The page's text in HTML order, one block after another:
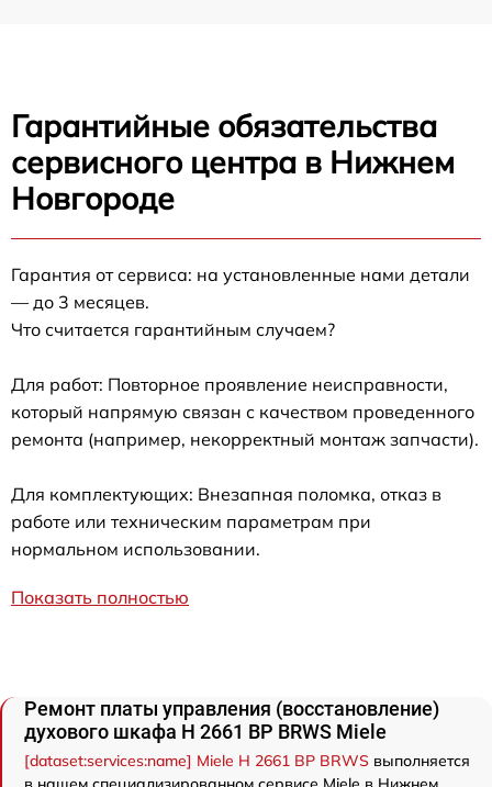
Гарантийные обязательства
сервисного центра в Нижнем
Новгороде
Гарантия от сервиса: на установленные нами детали
— до 3 месяцев.
Что считается гарантийным случаем?
Для работ: Повторное проявление неисправности,
который напрямую связан с качеством проведенного
ремонта (например, некорректный монтаж запчасти).
Для комплектующих: Внезапная поломка, отказ в
работе или техническим параметрам при
нормальном использовании.
Показать полностью
Ремонт платы управления (восстановление)
духового шкафа H 2661 BP BRWS Miele
[dataset:services:name] Miele H 2661 BP BRWS выполняется